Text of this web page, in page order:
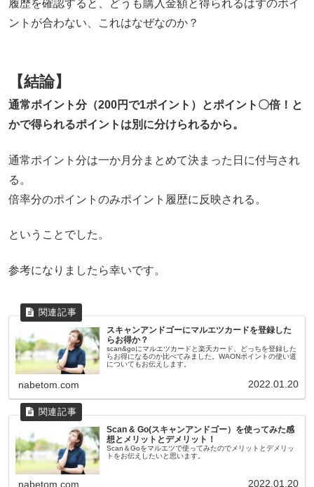
履歴を確認すると、どうも購入金額と得られるはずのポイ
ントが合わない、これはなぜなのか？
【結論】
通常ポイント分（200円で1ポイント）とポイント〇倍！と
かで得られるポイントは別に分けられるから。
通常ポイント分は一か月分まとめて決まった日に付与され
る。
倍率分のポイントのみポイント履歴に反映される。
ということでした。
参考になりましたら幸いです。
スキャンアンドゴーにマルエツカードを登録した
らお得か？
scan&goにマルエツカードと楽天カード、どっちを登録した
らお得になるのか比べてみました。WAONポイントの使い道
についてもお伝えします。
nabetom.com 2022.01.20
Scan & Go(スキャンアンドゴー）を使ってみた感
想とメリットとデメリット！
Scan＆Goをマルエツで使ってみたのでメリットとデメリッ
トをお伝えしたいと思います。
nabetom.com 2022.01.20